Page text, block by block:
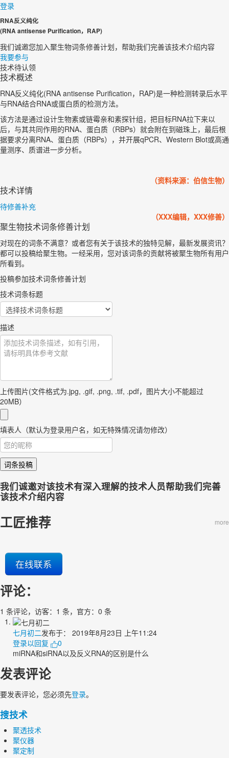
登录
RNA反义纯化
(RNA antisense Purification，RAP)
我们诚邀您加入聚生物词条修善计划，帮助我们完善该技术介绍内容
我要参与
技术待认领
技术概述
RNA反义纯化(RNA antisense Purification，RAP)是一种检测转录后水平
与RNA结合RNA或蛋白质的检测方法。
该方法是通过设计生物素或链霉亲和素探针组，把目标RNA拉下来以
后，与其共同作用的RNA、蛋白质（RBPs）就会附在到磁珠上，最后根
据要求分离RNA、蛋白质（RBPs），并开展qPCR、Western Blot或高通
量测序、质谱进一步分析。
（资料来源：伯信生物）
技术详情
待修善补充
（XXX编辑，XXX修善）
聚生物技术词条修善计划
对现在的词条不满意？或者您有关于该技术的独特见解，最新发展资讯？
都可以投稿给聚生物。一经采用，您对该词条的贡献将被聚生物所有用户
所看到。
投稿参加技术词条修善计划
技术词条标题
描述
上传图片(文件格式为.jpg, .gif, .png, .tif, .pdf，图片大小不能超过
20MB）
填表人（默认为登录用户名，如无特殊情况请勿修改）
词条投稿
我们诚邀对该技术有深入理解的技术人员帮助我们完善
该技术介绍内容
工匠推荐 more
在线联系
评论：
1 条评论，访客：1 条，官方：0 条
七月初二发布于： 2019年8月23日 上午11:24
登录以回复
0
miRNA和siRNA以及反义RNA的区别是什么
发表评论
要发表评论，您必须先登录。
搜技术
聚透技术
聚仪器
聚定制